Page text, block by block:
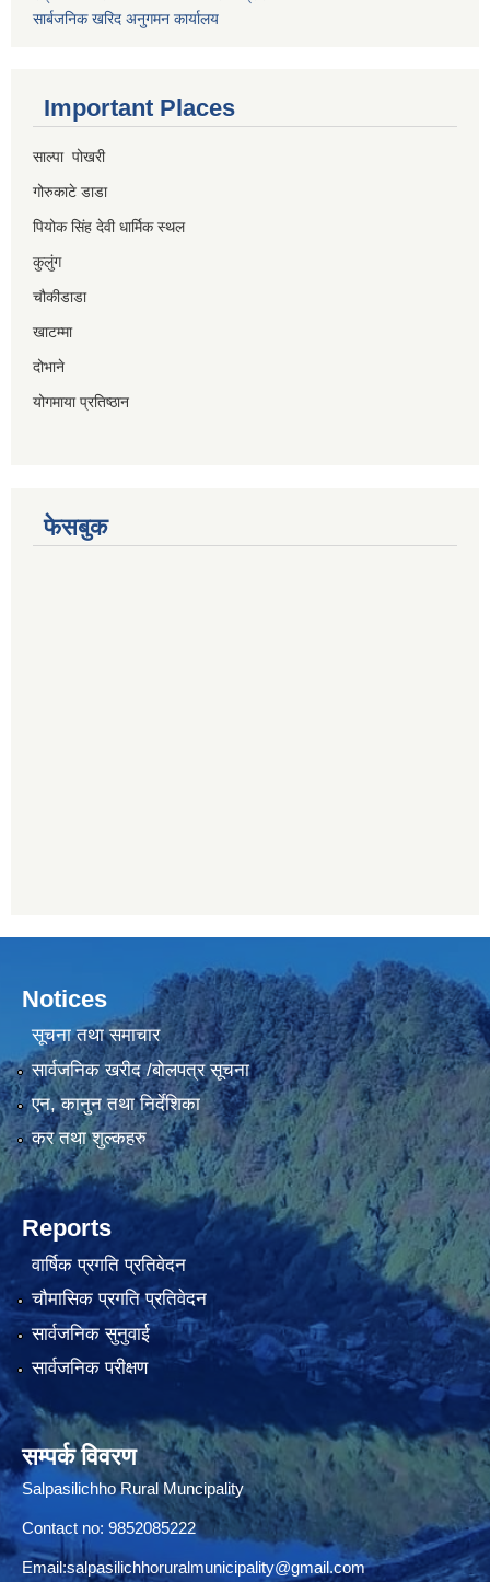
सार्बजनिक खरिद अनुगमन कार्यालय
Important Places
साल्पा पोखरी
गोरुकाटे डाडा
पियोक सिंह देवी धार्मिक स्थल
कुलुंग
चौकीडाडा
खाटम्मा
दोभाने
योगमाया प्रतिष्ठान
फेसबुक
Notices
सूचना तथा समाचार
सार्वजनिक खरीद /बोलपत्र सूचना
एन, कानुन तथा निर्देशिका
कर तथा शुल्कहरु
Reports
वार्षिक प्रगति प्रतिवेदन
चौमासिक प्रगति प्रतिवेदन
सार्वजनिक सुनुवाई
सार्वजनिक परीक्षण
सम्पर्क विवरण
Salpasilichho Rural Muncipality
Contact no: 9852085222
Email:salpasilichhoruralmunicipality@gmail.com